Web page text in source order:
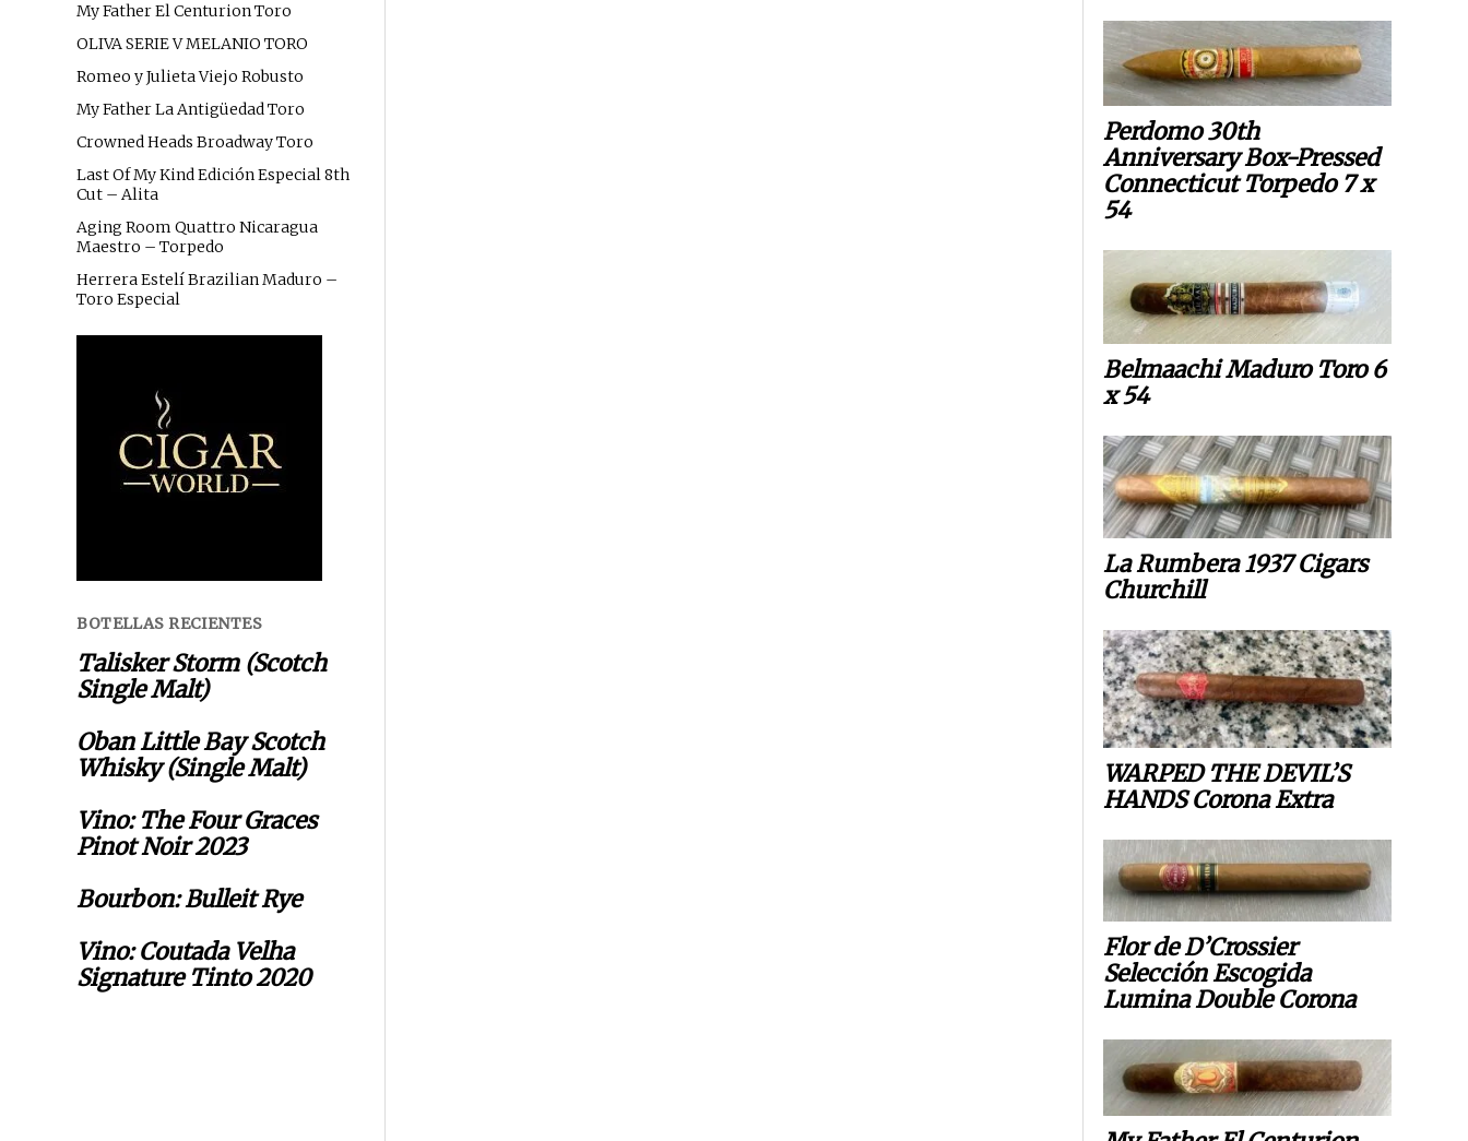
My Father El Centurion Toro
OLIVA SERIE V MELANIO TORO
Romeo y Julieta Viejo Robusto
My Father La Antigüedad Toro
Crowned Heads Broadway Toro
Last Of My Kind Edición Especial 8th
Cut – Alita
Aging Room Quattro Nicaragua
Maestro – Torpedo
Herrera Estelí Brazilian Maduro –
Toro Especial
BOTELLAS RECIENTES
Talisker Storm (Scotch
Single Malt)
Oban Little Bay Scotch
Whisky (Single Malt)
Vino: The Four Graces
Pinot Noir 2023
Bourbon: Bulleit Rye
Vino: Coutada Velha
Signature Tinto 2020
Perdomo 30th
Anniversary Box-Pressed
Connecticut Torpedo 7 x
54
Belmaachi Maduro Toro 6
x 54
La Rumbera 1937 Cigars
Churchill
WARPED THE DEVIL’S
HANDS Corona Extra
Flor de D’Crossier
Selección Escogida
Lumina Double Corona